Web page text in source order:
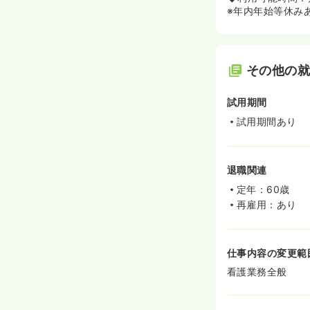
※年内年始等休み
その他の
試用期間
試用期間あり
退職関連
定年：60歳
再雇用：あり
仕事内容の変更範
看護業務全般